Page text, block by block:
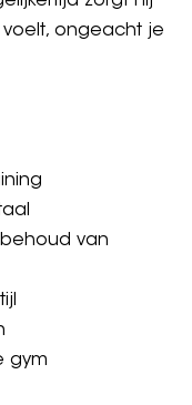
ongeacht je
van
gym